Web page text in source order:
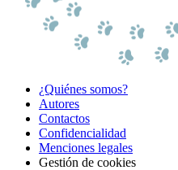
¿Quiénes somos?
Autores
Contactos
Confidencialidad
Menciones legales
Gestión de cookies